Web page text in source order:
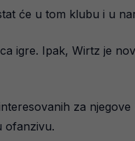
će u tom klubu i u
igre. Ipak, Wirtz je
za
ofanzivu.